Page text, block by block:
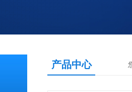
产品中心